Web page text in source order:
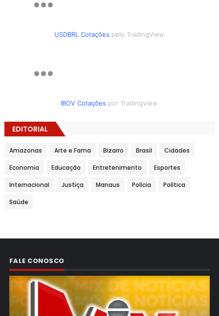
USDBRL Cotações pelo TradingView
IBOV Cotações por TradingView
EDITORIAL
Amazonas Arte e Fama Bizarro Brasil Cidades
Economia Educação Entretenimento Esportes
Internacional Justiça Manaus Polícia Política
Saúde
FALE CONOSCO